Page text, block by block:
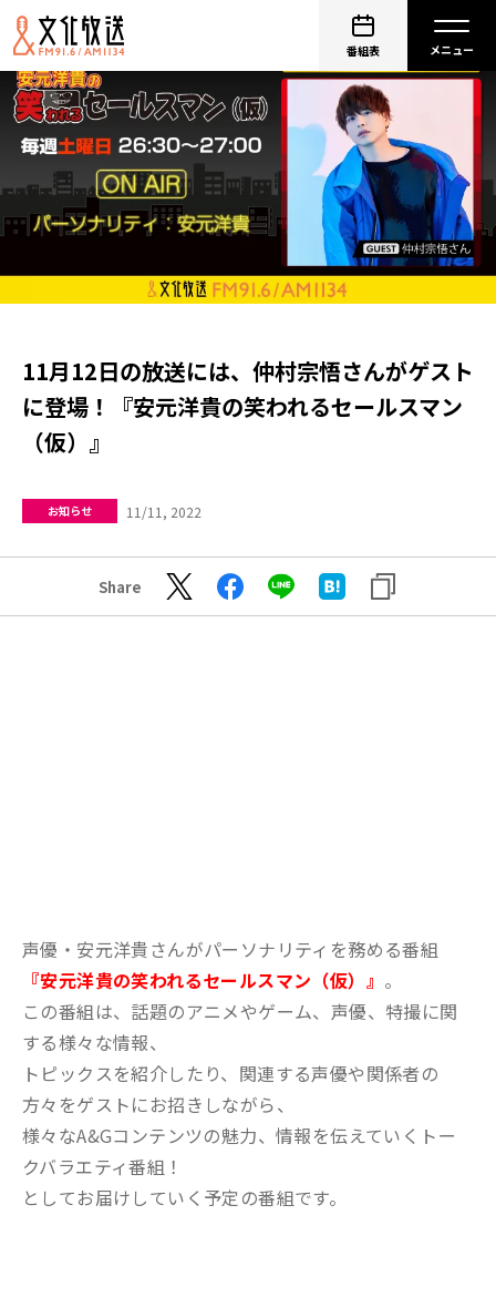
番組表
11月12日の放送には、仲村宗悟さんがゲスト
に登場！『安元洋貴の笑われるセールスマン
（仮）』
お知らせ 11/11, 2022
Share
声優・安元洋貴さんがパーソナリティを務める番組
『安元洋貴の笑われるセールスマン（仮）』 。
この番組は、話題のアニメやゲーム、声優、特撮に関
する様々な情報、
トピックスを紹介したり、関連する声優や関係者の
方々をゲストにお招きしながら、
様々なA&Gコンテンツの魅力、情報を伝えていくトー
クバラエティ番組！
としてお届けしていく予定の番組です。